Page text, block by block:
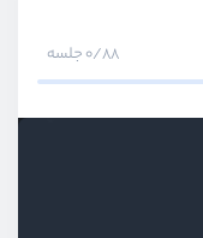
0/88 جلسه